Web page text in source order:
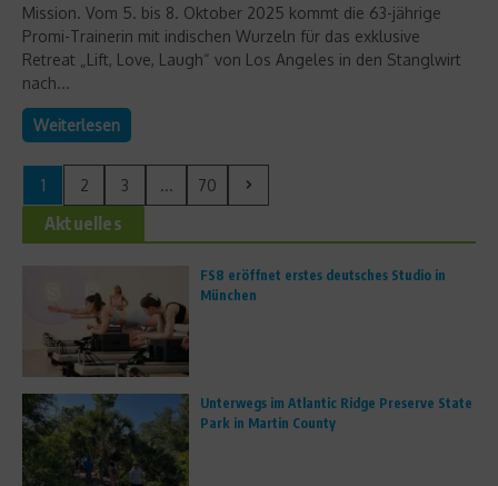
Mission. Vom 5. bis 8. Oktober 2025 kommt die 63-jährige
Promi-Trainerin mit indischen Wurzeln für das exklusive
Retreat „Lift, Love, Laugh“ von Los Angeles in den Stanglwirt
nach...
Weiterlesen
1 2 3 ... 70
Aktuelles
FS8 eröffnet erstes deutsches Studio in
München
Unterwegs im Atlantic Ridge Preserve State
Park in Martin County